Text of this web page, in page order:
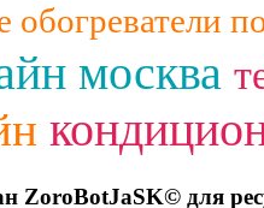
обогреватели
москва
ZoroBotJaSK© для